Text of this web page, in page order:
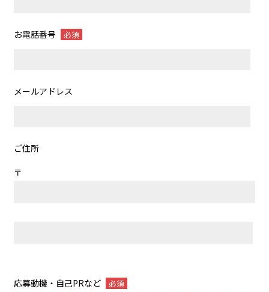
お電話番号 必須
メールアドレス
ご住所
〒
応募動機・自己PRなど 必須